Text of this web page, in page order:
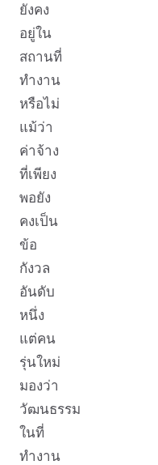
ยังคง
อยู่ใน
สถานที่
ทำงาน
หรือไม่
แม้ว่า
ค่าจ้าง
ที่เพียง
พอยัง
คงเป็น
ข้อ
กังวล
อันดับ
หนึ่ง
แต่คน
รุ่นใหม่
มองว่า
วัฒนธรรม
ในที่
ทำงาน